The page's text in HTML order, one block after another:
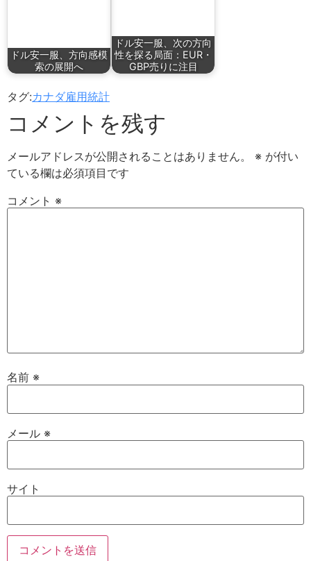
ドル安一服、方向感模
索の展開へ
ドル安一服、次の方向
性を探る局面：EUR・
GBP売りに注目
タグ:カナダ雇用統計
コメントを残す
メールアドレスが公開されることはありません。 ※ が付い
ている欄は必須項目です
コメント ※
名前 ※
メール ※
サイト